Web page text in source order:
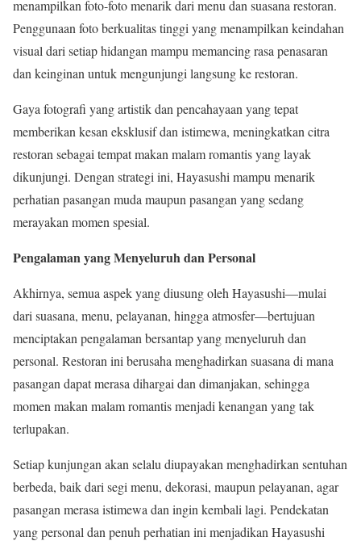
menampilkan foto-foto menarik dari menu dan suasana restoran.
Penggunaan foto berkualitas tinggi yang menampilkan keindahan
visual dari setiap hidangan mampu memancing rasa penasaran
dan keinginan untuk mengunjungi langsung ke restoran.
Gaya fotografi yang artistik dan pencahayaan yang tepat
memberikan kesan eksklusif dan istimewa, meningkatkan citra
restoran sebagai tempat makan malam romantis yang layak
dikunjungi. Dengan strategi ini, Hayasushi mampu menarik
perhatian pasangan muda maupun pasangan yang sedang
merayakan momen spesial.
Pengalaman yang Menyeluruh dan Personal
Akhirnya, semua aspek yang diusung oleh Hayasushi—mulai
dari suasana, menu, pelayanan, hingga atmosfer—bertujuan
menciptakan pengalaman bersantap yang menyeluruh dan
personal. Restoran ini berusaha menghadirkan suasana di mana
pasangan dapat merasa dihargai dan dimanjakan, sehingga
momen makan malam romantis menjadi kenangan yang tak
terlupakan.
Setiap kunjungan akan selalu diupayakan menghadirkan sentuhan
berbeda, baik dari segi menu, dekorasi, maupun pelayanan, agar
pasangan merasa istimewa dan ingin kembali lagi. Pendekatan
yang personal dan penuh perhatian ini menjadikan Hayasushi